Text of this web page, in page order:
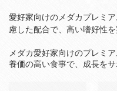
愛好家向けのメダカプレミ
慮した配合で、高い嗜好性を
メダカ愛好家向けのプレミ
養価の高い食事で、成長をサ